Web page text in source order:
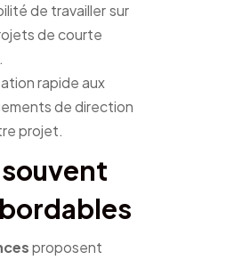
de travailler sur
de courte
rapide aux
de direction
projet.
proposent